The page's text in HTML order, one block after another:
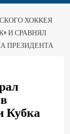
ХОККЕЯ
И СРАВНЯЛ
ПРЕЗИДЕНТА
Кубка